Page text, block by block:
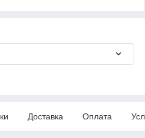
Доставка Оплата